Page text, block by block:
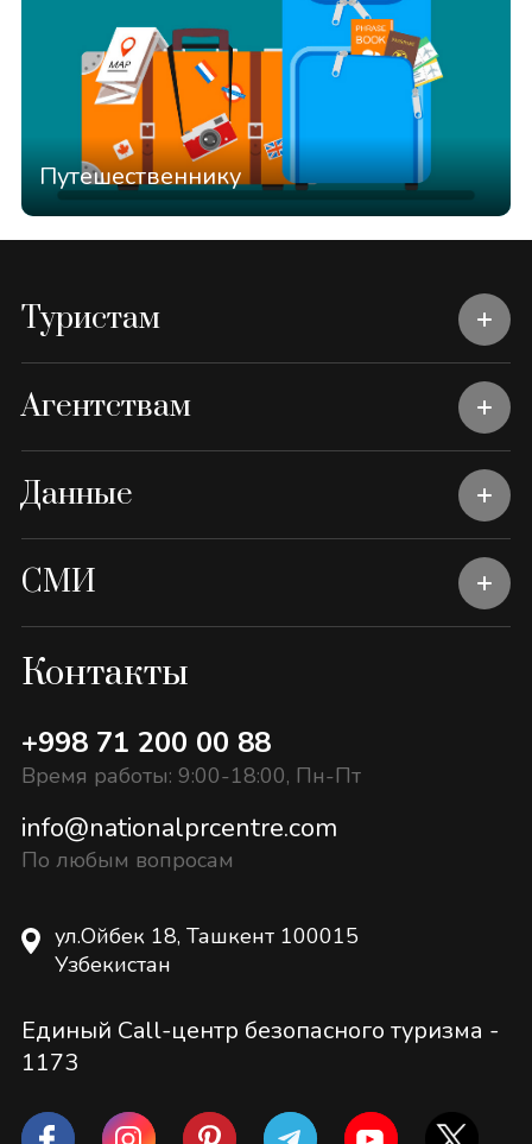
Путешественнику
Туристам
Агентствам
Данные
СМИ
Контакты
+998 71 200 00 88
Время работы: 9:00-18:00, Пн-Пт
info@nationalprcentre.com
По любым вопросам
ул.Ойбек 18, Ташкент 100015
Узбекистан
Единый Call-центр безопасного туризма -
1173